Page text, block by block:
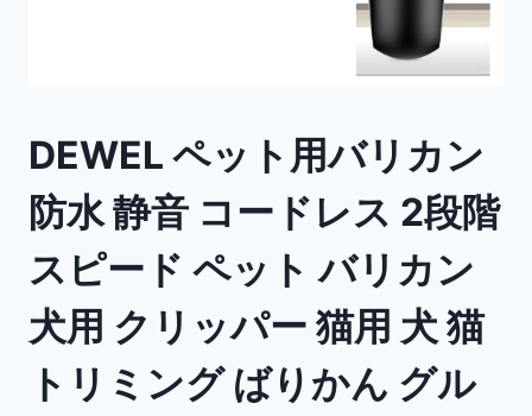
DEWEL ペット用バリカン
防水 静音 コードレス 2段階
スピード ペット バリカン
犬用 クリッパー 猫用 犬 猫
トリミング ばりかん グル